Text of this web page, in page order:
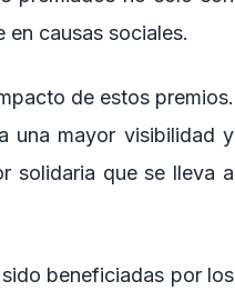
en causas sociales.
de estos premios.
una mayor visibilidad y
solidaria que se lleva a
beneficiadas por los